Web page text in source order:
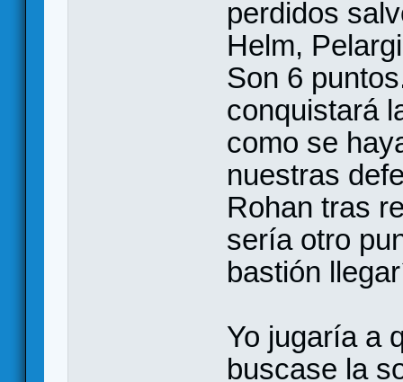
perdidos
Helm,
Son 6
conquistará
como se
nuestras
Rohan tras
sería otro
bastión
Yo jugaría a
buscase la